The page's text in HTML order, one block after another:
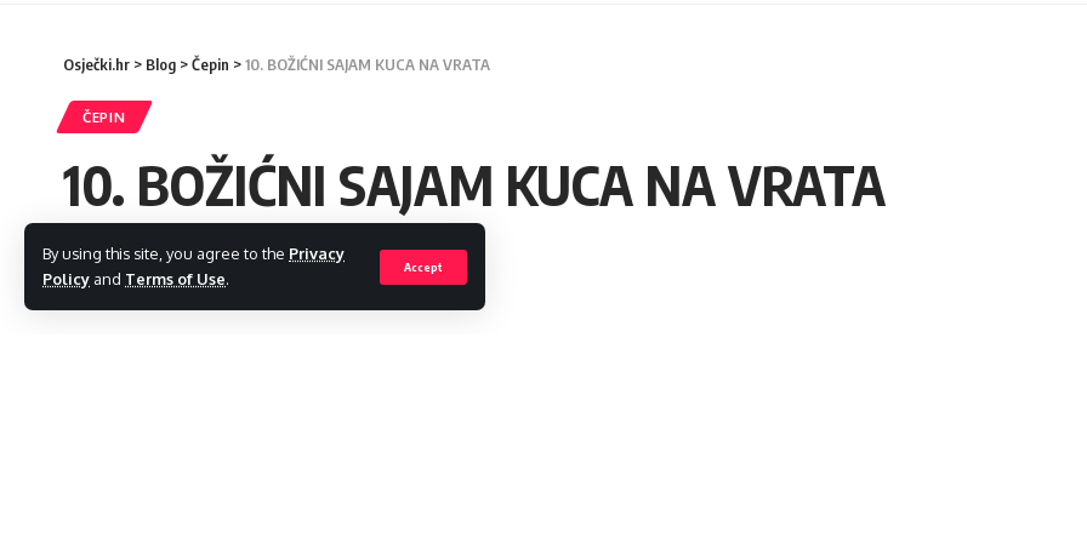
By using this site, you agree to the Privacy
Policy and Terms of Use.
Accept
Osječki.hr > Blog >Čepin >10. BOŽIĆNI SAJAM KUCA NA VRATA
ČEPIN
10. BOŽIĆNI SAJAM KUCA NA VRATA
Last updated: 2023/12/13 at 12:41 PM
admin